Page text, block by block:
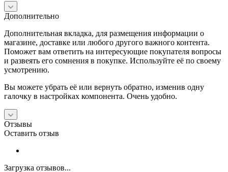
Дополнительно
Дополнительная вкладка, для размещения информации о
магазине, доставке или любого другого важного контента.
Поможет вам ответить на интересующие покупателя вопросы
и развеять его сомнения в покупке. Используйте её по своему
усмотрению.
Вы можете убрать её или вернуть обратно, изменив одну
галочку в настройках компонента. Очень удобно.
Отзывы
Оставить отзыв
Загрузка отзывов...